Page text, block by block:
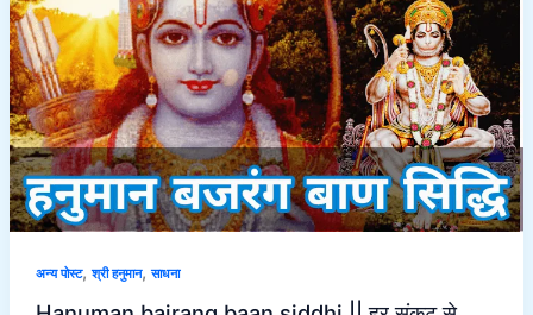
अन्य पोस्ट,श्री हनुमान,साधना
||
हर
संकट
से
मुक्ति